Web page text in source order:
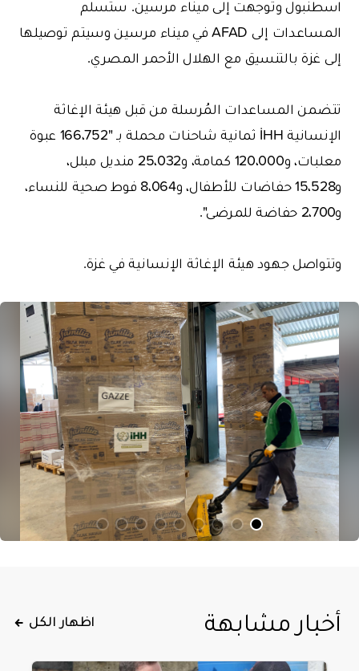
اسطنبول وتوجهت إلى ميناء مرسين. ستسلم
المساعدات إلى AFAD في ميناء مرسين وسيتم توصيلها
إلى غزة بالتنسيق مع الهلال الأحمر المصري.
تتضمن المساعدات المُرسلة من قبل هيئة الإغاثة
الإنسانية İHH ثمانية شاحنات محملة بـ "166،752 عبوة
معلبات، و120،000 كمامة، و25،032 منديل مبلل،
و15،528 حفاضات للأطفال، و8،064 فوط صحية للنساء،
و2،700 حفاضة للمرضى".
وتتواصل جهود هيئة الإغاثة الإنسانية في غزة.
أخبار مشابهة اظهار الكل